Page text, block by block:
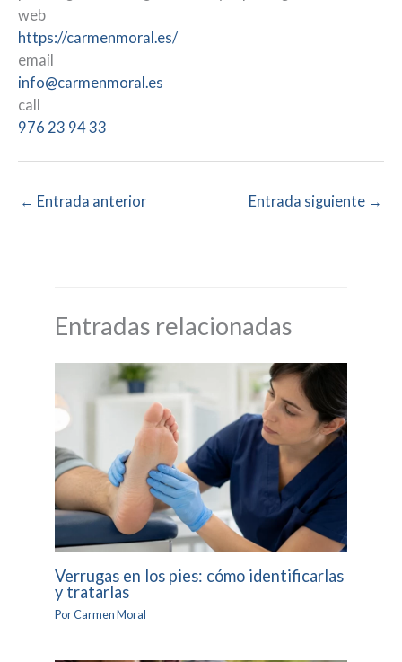
web
https://carmenmoral.es/
email
info@carmenmoral.es
call
976 23 94 33
← Entrada anterior Entrada siguiente →
Entradas relacionadas
Verrugas en los pies: cómo identificarlas
y tratarlas
PorCarmen Moral